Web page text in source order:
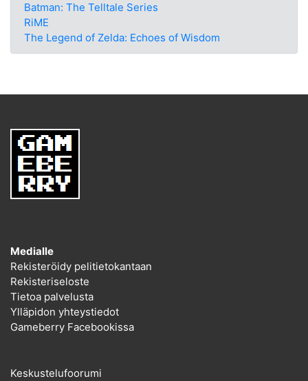
Batman: The Telltale Series
RiME
The Legend of Zelda: Echoes of Wisdom
Medialle
Rekisteröidy pelitietokantaan
Rekisteriseloste
Tietoa palvelusta
Ylläpidon yhteystiedot
Gameberry Facebookissa
Keskustelufoorumi